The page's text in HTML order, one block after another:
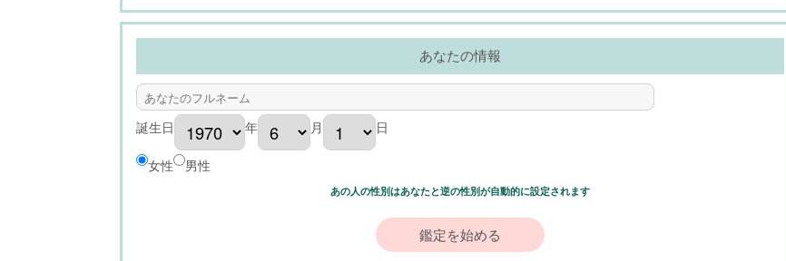
あなたの情報
誕生日 年 月 日
女性 男性
あの人の性別はあなたと逆の性別が自動的に設定されます
鑑定を始める